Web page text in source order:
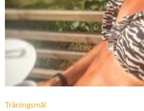
Träningsmål